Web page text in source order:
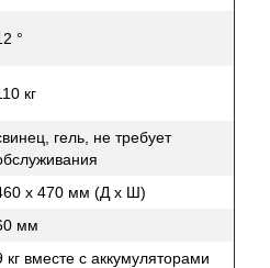
°
кг
гель, не требует
x 470 мм (Д x Ш)
мм
кг вместе с аккумуляторами